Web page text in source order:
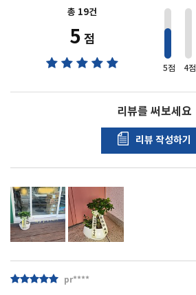
총 19건
5 점
5점 4점
리뷰를 써보세요
리뷰 작성하기
pr****